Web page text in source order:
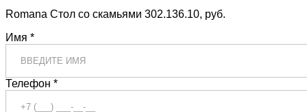
Romana Стол со скамьями 302.136.10, руб.
Имя *
Телефон *